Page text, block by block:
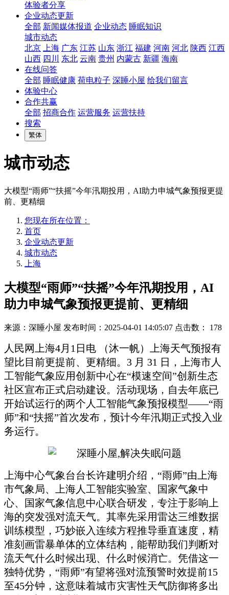
体验者分享
企业动态更新
全部 新闻媒体报道 企业动态 睡眠知识
城市动态
北京
上海 广东 江苏 山东 浙江 福建 河南 河北 陕西 江西
山西 四川 东北 云南 贵州 内蒙古 新疆 海南
在线问答
全部 睡眠健康 荷电粒子 深睡小屋 给我们留言
体验中心
合作共赢
全部 招商合作 运营服务 运营扶持
搜索
繁体
城市动态
大模型“雨师”“扶摇”今年汛期投用，AI助力申城气象预报更提
前、更精细
您现在所在位置：
首页
企业动态更新
城市动态
上海
大模型“雨师”“扶摇”今年汛期投用，AI
助力申城气象预报更提前、更精细
来源：深睡小屋 发布时间：2025-04-01 14:05:07 点击数： 178
人民网上海4月1日电 （沐一帆）上海天气预报有
望比目前更提前、更精细。3 月 31 日，上海市人
工智能气象应用创新中心在“模速空间”创新生态
社区宣布正式启动建设。活动现场，自去年底已
开始试运行的两个人工智能气象预报模型——“雨
师”和“扶摇”首次发布，预计今年汛期正式投入业
务运行。
上海中心气象台台长许建明介绍，“雨师”由上海
市气象局、上海人工智能实验室、国家气象中
心、国家气象信息中心联合研发，专注于影响上
海的突发强对流天气。其率先采用雷达三维数据
训练模型，巧妙嵌入连续方程推导垂直速度，精
准刻画雷暴单体的立体结构，能帮助我们判断对
流天气什么时候出现、什么时候消亡。凭借这一
独特优势，“雨师”有望将强对流预警时效提前15
至45分钟，这意味着城市灾害性天气防御将多出